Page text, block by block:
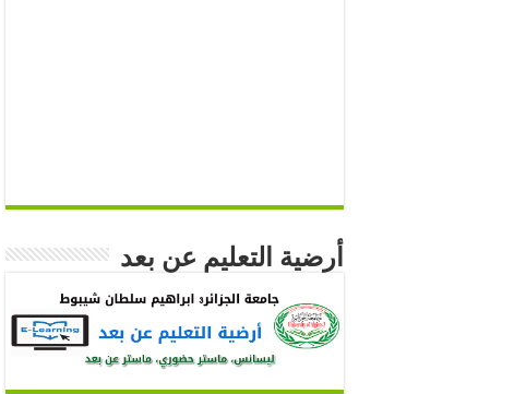
أرضية التعليم عن بعد